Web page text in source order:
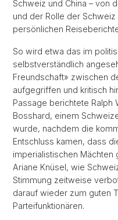
Schweiz und China – von
und der Rolle der
persönlichen
So wird etwa das im
selbstverständlich
Freundschaft» zwischen
aufgegriffen und kritisch
Passage berichtete Ralph
Bosshard, einem
wurde, nachdem die
Entschluss kamen, dass
imperialistischen
Ariane Knüsel, wie
Stimmung zeitweise
darauf wieder zum guten
Parteifunktionären.